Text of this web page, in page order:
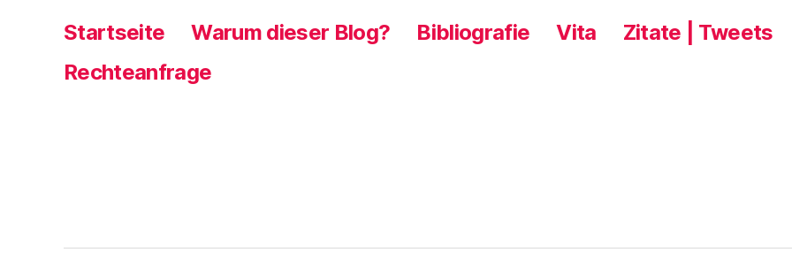
Startseite Warum dieser Blog? Bibliografie Vita Zitate | Tweets
Rechteanfrage